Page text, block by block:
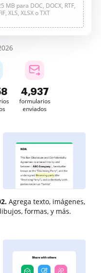
MB para DOC, DOCX, RTF,
XLS, XLSX o TXT
4,937
formularios
enviados
Agrega texto, imágenes,
formas, y más.